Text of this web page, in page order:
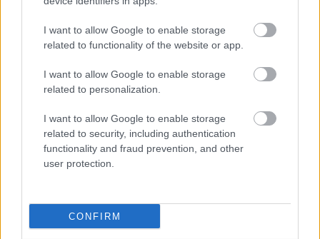
I want to allow Google to enable storage
related to functionality of the website or app.
I want to allow Google to enable storage
related to personalization.
I want to allow Google to enable storage
related to security, including authentication
functionality and fraud prevention, and other
user protection.
CONFIRM
ΑΣΕΠ: Εξ αποστάσεως η πιο Εύκολη
μέρες
Μάθε πρώτος όλες τις σημαντικές
Βάλε το proson.gr στα αποτελέσματα
αναζήτησης της Google